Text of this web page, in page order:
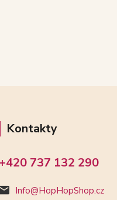
Kontakty
+420 737 132 290
Info@HopHopShop.cz